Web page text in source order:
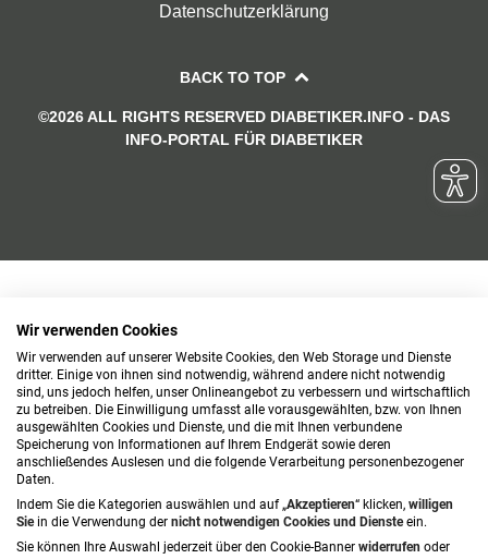
Datenschutzerklärung
BACK TO TOP
©2026 ALL RIGHTS RESERVED DIABETIKER.INFO - DAS
INFO-PORTAL FÜR DIABETIKER
Wir verwenden Cookies
Wir verwenden auf unserer Website Cookies, den Web Storage und Dienste
dritter. Einige von ihnen sind notwendig, während andere nicht notwendig
sind, uns jedoch helfen, unser Onlineangebot zu verbessern und wirtschaftlich
zu betreiben. Die Einwilligung umfasst alle vorausgewählten, bzw. von Ihnen
ausgewählten Cookies und Dienste, und die mit Ihnen verbundene
Speicherung von Informationen auf Ihrem Endgerät sowie deren
anschließendes Auslesen und die folgende Verarbeitung personenbezogener
Daten.
Indem Sie die Kategorien auswählen und auf „Akzeptieren“ klicken, willigen
Sie in die Verwendung der nicht notwendigen Cookies und Diensteein.
Sie können Ihre Auswahl jederzeit über den Cookie-Banner widerrufen oder